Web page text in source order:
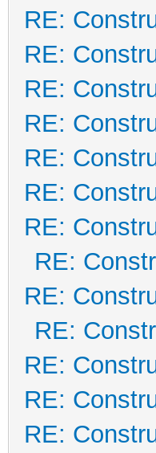
RE:
RE:
RE:
RE:
RE:
RE:
RE:
RE:
RE:
RE:
RE:
RE:
RE: